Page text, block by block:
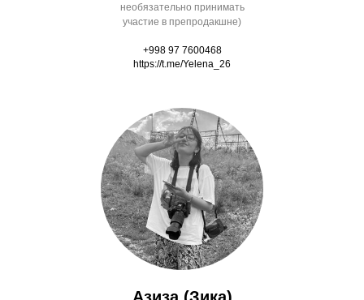
необязательно принимать
участие в препродакшне)
+998 97 7600468
https://t.me/Yelena_26
Азиза (Зика)